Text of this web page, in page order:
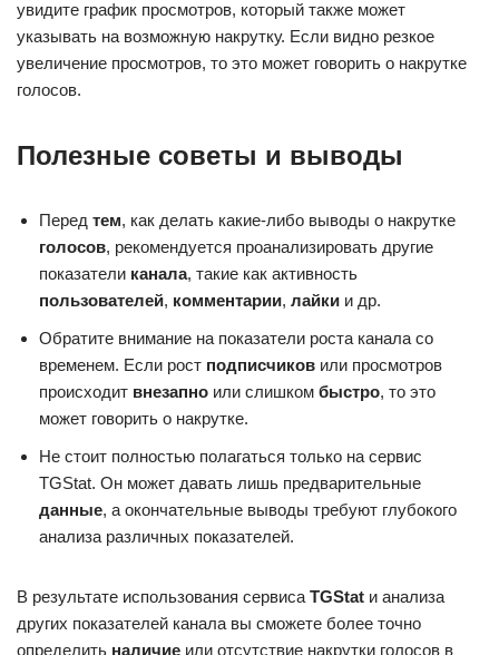
увидите график просмотров, который также может
указывать на возможную накрутку. Если видно резкое
увеличение просмотров, то это может говорить о накрутке
голосов.
Полезные советы и выводы
Перед тем, как делать какие-либо выводы о накрутке
голосов, рекомендуется проанализировать другие
показатели канала, такие как активность
пользователей, комментарии, лайки и др.
Обратите внимание на показатели роста канала со
временем. Если рост подписчиков или просмотров
происходит внезапно или слишком быстро, то это
может говорить о накрутке.
Не стоит полностью полагаться только на сервис
TGStat. Он может давать лишь предварительные
данные, а окончательные выводы требуют глубокого
анализа различных показателей.
В результате использования сервиса TGStat и анализа
других показателей канала вы сможете более точно
определить наличие или отсутствие накрутки голосов в